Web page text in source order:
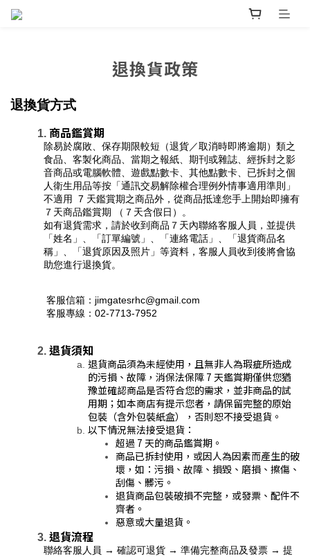
退換貨政策
退換貨方式
商品鑑賞期
除易於腐敗、保存期限較短（退貨／取消時即將逾期）類之
食品、客製化商品、當期之報紙、期刊或雜誌、經拆封之影
音商品或電腦軟體、遊戲點數卡、其他點數卡、已拆封之個
人衛生用品等按「通訊交易解除權合理例外情事適用準則」
不適用  7 天鑑賞期之商品外，從商品抵達您手上開始即擁有
７天商品鑑賞期 （７天含假日）。
如有退貨需求，請於收到商品７天內聯絡客服人員，並提供
「姓名」、「訂單編號」、「連絡電話」、「退貨商品名
稱」、「退貨原因及照片」等資料，客服人員收到後將會協
助您進行退換貨。
客服信箱：jimgatesrhc@gmail.com
客服專線：02-7713-7952
退貨須知
退貨商品須為未經使用，且無非人為瑕疵所造成
的污損、故障，消保法保障 7 天鑑賞期僅供您猶
豫並確認商品是否符合您的需求，並非商品的試
用期；如本商店有提示您者，請保留完整的原始
包裝（含外包裝紙盒），否則恕不接受退貨。
以下情況無法接受退貨：
超過 7 天的商品鑑賞期。
商品已拆封使用，或因人為因素而產生的破
壞，如：污損、故障、損毀、磨損、擦傷、
刮傷、髒污。
退貨商品包裝破損不完整，或發票、配件不
齊者。
惡意或大量退貨。
退貨流程
聯絡客服人員 → 確認可退貨 → 準備完整商品及發票 → 提